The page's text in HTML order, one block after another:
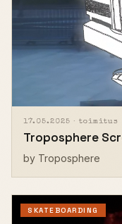
17.05.2025 · toimitus
Troposphere
by Troposphere
SKATEBOARDING